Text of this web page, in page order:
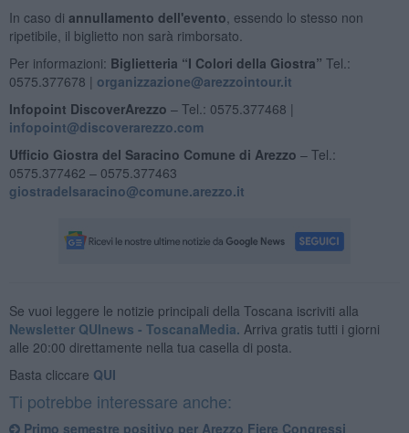
In caso di annullamento dell'evento , essendo lo stesso non
ripetibile, il biglietto non sarà rimborsato.
Per informazioni: Biglietteria “I Colori della Giostra” Tel.:
0575.377678 | organizzazione@arezzointour.it
Infopoint DiscoverArezzo – Tel.: 0575.377468 |
infopoint@discoverarezzo.com
Ufficio Giostra del Saracino Comune di Arezzo – Tel.:
0575.377462 – 0575.377463
giostradelsaracino@comune.arezzo.it
Se vuoi leggere le notizie principali della Toscana iscriviti alla
Newsletter QUInews - ToscanaMedia. Arriva gratis tutti i giorni
alle 20:00 direttamente nella tua casella di posta.
Basta cliccare QUI
Ti potrebbe interessare anche:
Primo semestre positivo per Arezzo Fiere Congressi